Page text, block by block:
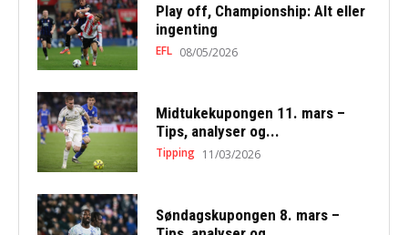
Play off, Championship: Alt eller
ingenting
EFL 08/05/2026
Midtukekupongen 11. mars –
Tips, analyser og...
Tipping 11/03/2026
Søndagskupongen 8. mars –